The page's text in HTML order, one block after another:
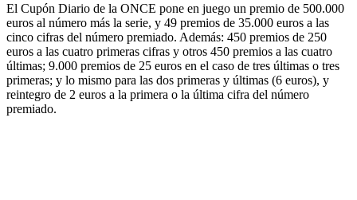
El Cupón Diario de la ONCE pone en juego un premio de 500.000
euros al número más la serie, y 49 premios de 35.000 euros a las
cinco cifras del número premiado. Además: 450 premios de 250
euros a las cuatro primeras cifras y otros 450 premios a las cuatro
últimas; 9.000 premios de 25 euros en el caso de tres últimas o tres
primeras; y lo mismo para las dos primeras y últimas (6 euros), y
reintegro de 2 euros a la primera o la última cifra del número
premiado.